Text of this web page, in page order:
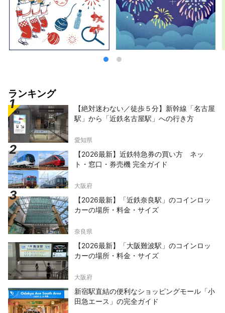
ランキング
【絶対迷わない／徒歩５分】新幹線「名古屋
駅」から「近鉄名古屋駅」への行き方
愛知県
【2026最新】近鉄特急券の買い方 ネッ
ト・窓口・券売機 完全ガイド
大阪府
【2026最新】「近鉄奈良駅」のコインロッ
カーの場所・料金・サイズ
奈良県
【2026最新】「大阪難波駅」のコインロッ
カーの場所・料金・サイズ
大阪府
新宿駅直結の便利なショッピングモール「小
田急エース」の完全ガイド